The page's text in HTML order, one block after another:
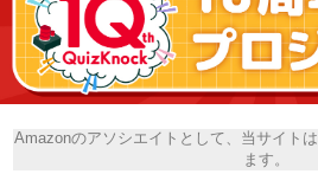
Amazonのアソシエイトとして、当サイト
ます。